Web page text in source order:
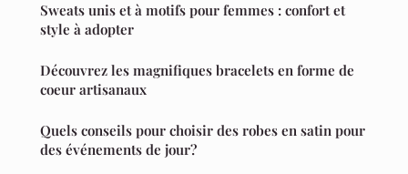
Sweats unis et à motifs pour femmes : confort et
style à adopter
Découvrez les magnifiques bracelets en forme de
coeur artisanaux
Quels conseils pour choisir des robes en satin pour
des événements de jour?